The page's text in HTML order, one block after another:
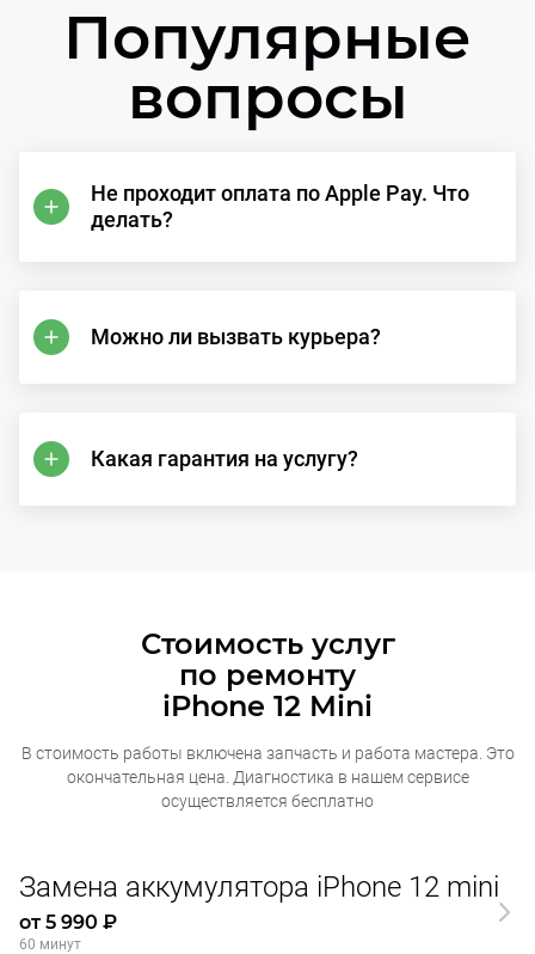
Популярные
вопросы
Не проходит оплата по Apple Pay. Что
делать?
Можно ли вызвать курьера?
Какая гарантия на услугу?
Стоимость услуг
по ремонту
iPhone 12 Mini
В стоимость работы включена запчасть и работа мастера. Это
окончательная цена. Диагностика в нашем сервисе
осуществляется бесплатно
Замена аккумулятора iPhone 12 mini
от 5 990 ₽
60 минут